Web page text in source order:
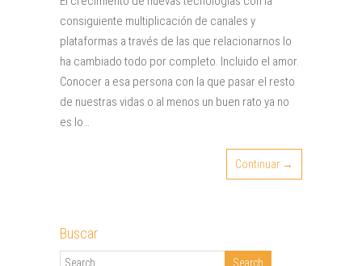
consiguiente multiplicación de canales y
plataformas a través de las que relacionarnos lo
ha cambiado todo por completo. Incluido el amor.
Conocer a esa persona con la que pasar el resto
de nuestras vidas o al menos un buen rato ya no
es lo…
Continuar →
Buscar